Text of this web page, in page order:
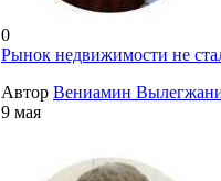
0
Рынок недвижимости не
Автор Вениамин
9 мая